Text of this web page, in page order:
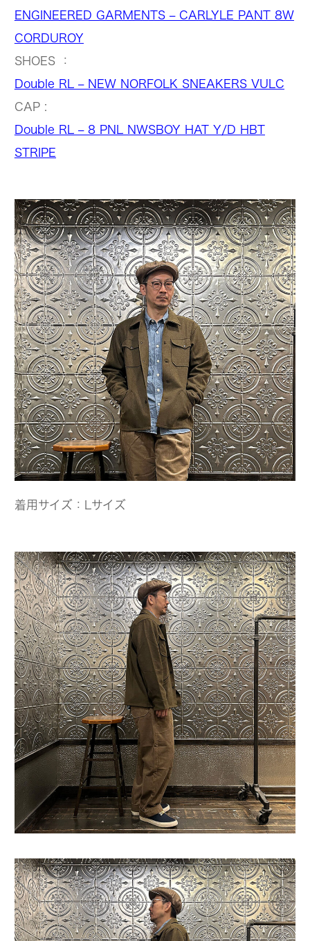
ENGINEERED GARMENTS – CARLYLE PANT 8W
CORDUROY
SHOES ：
Double RL – NEW NORFOLK SNEAKERS VULC
CAP :
Double RL – 8 PNL NWSBOY HAT Y/D HBT
STRIPE
着用サイズ：Lサイズ